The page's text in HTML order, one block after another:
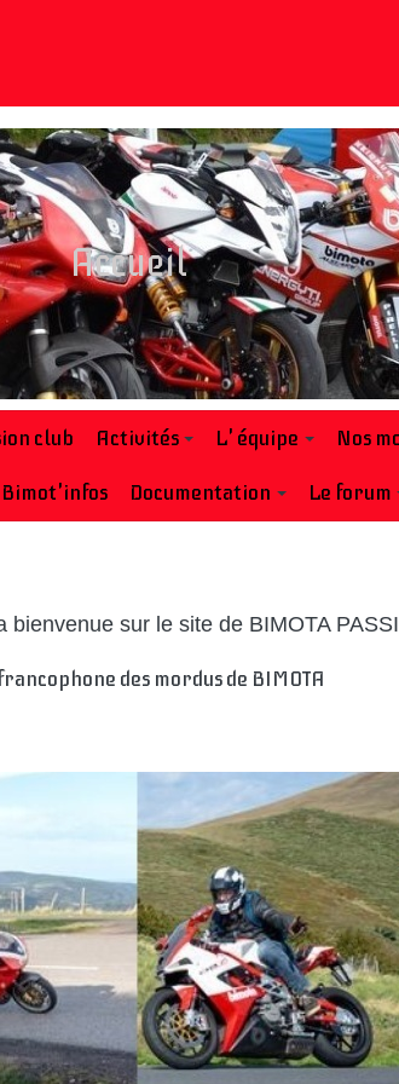
Accueil
club Activités L' équipe Nos
Bimot'infos Documentation Le forum
bienvenue sur le site de BIMOTA
des mordus de BIMOTA